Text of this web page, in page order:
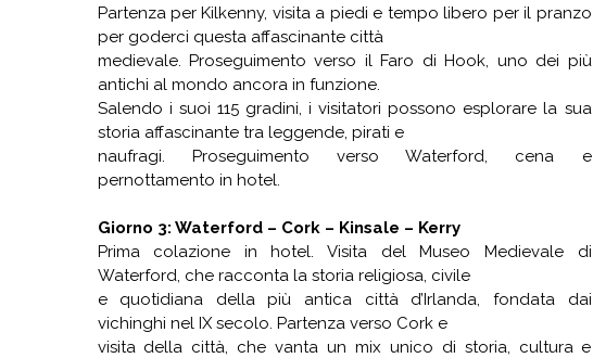
Partenza per Kilkenny, visita a piedi e tempo libero per il pranzo
per goderci questa affascinante città
medievale. Proseguimento verso il Faro di Hook, uno dei più
antichi al mondo ancora in funzione.
Salendo i suoi 115 gradini, i visitatori possono esplorare la sua
storia affascinante tra leggende, pirati e
naufragi. Proseguimento verso Waterford, cena e
pernottamento in hotel.
Giorno 3: Waterford – Cork – Kinsale – Kerry
Prima colazione in hotel. Visita del Museo Medievale di
Waterford, che racconta la storia religiosa, civile
e quotidiana della più antica città d’Irlanda, fondata dai
vichinghi nel IX secolo. Partenza verso Cork e
visita della città, che vanta un mix unico di storia, cultura e